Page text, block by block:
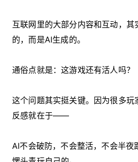
互联网里的大部分内容和互动，其
的，而是AI生成的。
通俗点就是：这游戏还有活人吗？
这个问题其实挺关键。因为很多玩
反感就在于——
AI不会破防，不会整活，不会半夜